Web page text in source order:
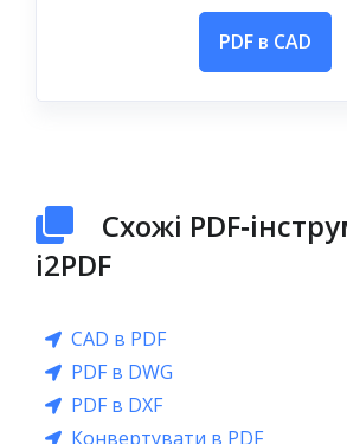
PDF в CAD
Схожі
i2PDF
CAD в PDF
PDF в DWG
PDF в DXF
Конвертувати в PDF